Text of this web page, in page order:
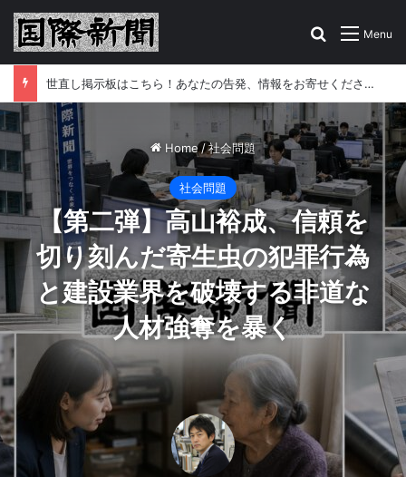
Menu
Search for
世直し掲示板はこちら！あなたの告発、情報をお寄せください
Home/社会問題
社会問題
【第二弾】高山裕成、信頼を
切り刻んだ寄生虫の犯罪行為
と建設業界を破壊する非道な
人材強奪を暴く